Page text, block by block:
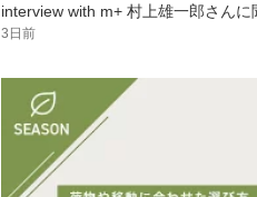
interview with m+ 村上雄一郎さんに
3日前